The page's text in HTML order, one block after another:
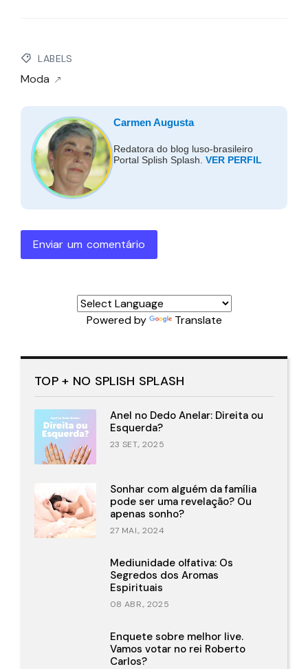
LABELS
Moda
Carmen Augusta
Redatora do blog luso-brasileiro
Portal Splish Splash. VER PERFIL
Enviar um comentário
Powered by Translate
TOP + NO SPLISH SPLASH
Anel no Dedo Anelar: Direita ou
Esquerda?
23 SET., 2025
Sonhar com alguém da família
pode ser uma revelação? Ou
apenas sonho?
27 MAI., 2024
Mediunidade olfativa: Os
Segredos dos Aromas
Espirituais
08 ABR., 2025
Enquete sobre melhor live.
Vamos votar no rei Roberto
Carlos?